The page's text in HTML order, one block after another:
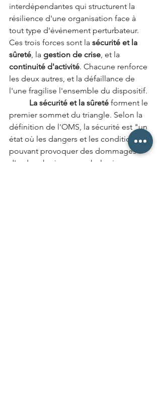
interdépendantes qui structurent la
résilience d'une organisation face à
tout type d'événement perturbateur.
Ces trois forces sont la sécurité et la
sûreté, la gestion de crise, et la
continuité d'activité. Chacune renforce
les deux autres, et la défaillance de
l'une fragilise l'ensemble du dispositif.
	La sécurité et la sûreté
forment le
premier sommet du triangle. Selon la
définition de l'OMS, la sécurité est "un
état où les dangers et les conditions
pouvant provoquer des dommages
d'ordre physique, psychologique ou